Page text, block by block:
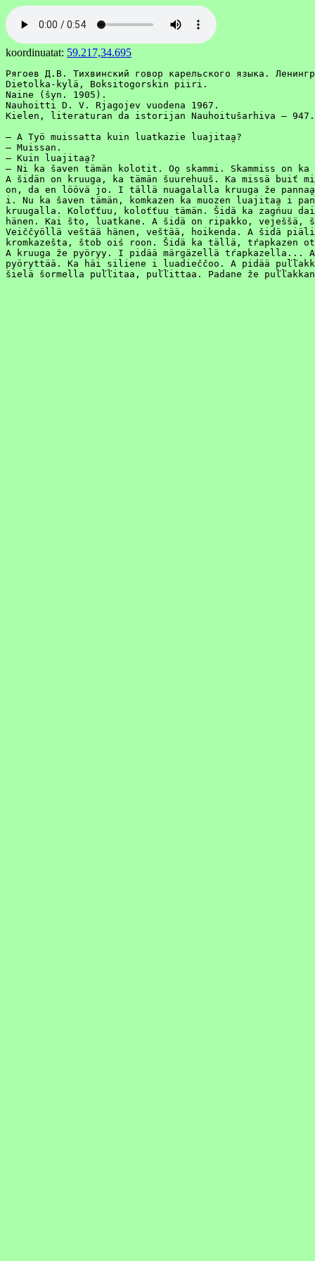
koordinuatat: 59.217,34.695
﻿Рягоев Д.В. Тихвинский говор карельского языка.
Dietolka-kylä, Boksitogorskin piiri.
Naine (šyn. 1905).
Nauhoitti D. V. Rjagojev vuodena 1967.
Kielen, literaturan da istorijan Nauhoitušarhiva – 947.
– A Työ muissatta kuin luatkazie luajitaa̯?
– Muissan.
– Kuin luajitaa̯?
– Ni ka šaven tämän kolotit. Oo̯ skammi. Skammiss on ka
A šidän on kruuga, ka tämän šuurehuuš. Ka missä buiť
on, da en löövä jo. I tällä nuagalalla kruuga že
i. Nu ka šaven tämän, komkazen ka muozen luajitaa̯ i
kruugalla. Koloťťuu, koloťťuu tämän. Šidä ka zagńuu
hänen. Kai što, luatkane. A šidä on ripakko,
Veiččyöllä veštää hänen, veštää, hoikenda. A šidä
kromkazešta, štob oiś roon. Šidä ka tällä, tŕapkazen
A kruuga že pyöryy. I pidää märgäzellä tŕapkazella... A
pyöryttää. Ka häi siliene i luadieččoo. A pidää